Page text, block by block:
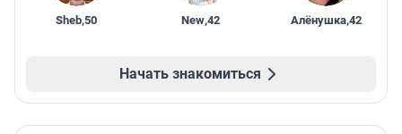
Sheb,50 New,42 Алёнушка,42
Начать знакомиться